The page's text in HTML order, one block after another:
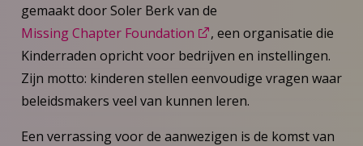
gemaakt door Soler Berk van de
Missing Chapter Foundation
, een organisatie die
Kinderraden opricht voor bedrijven en instellingen.
Zijn motto: kinderen stellen eenvoudige vragen waar
beleidsmakers veel van kunnen leren.
Een verrassing voor de aanwezigen is de komst van